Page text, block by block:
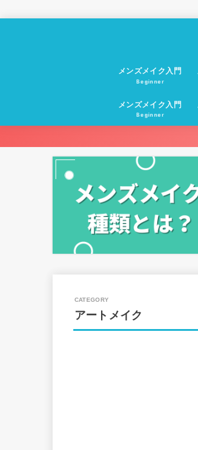
メンズメイク入門
Beginner
メンズメイク入門
Beginner
アートメイク